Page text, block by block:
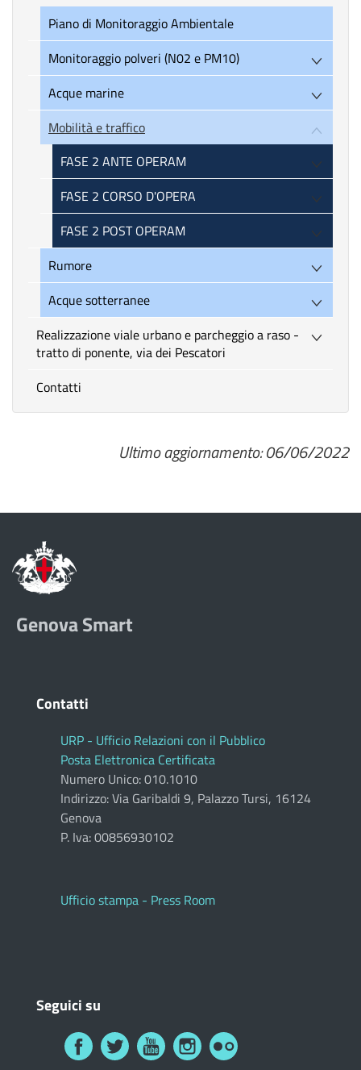
Piano di Monitoraggio Ambientale
Monitoraggio polveri (N02 e PM10)
Acque marine
Mobilità e traffico
FASE 2 ANTE OPERAM
FASE 2 CORSO D'OPERA
FASE 2 POST OPERAM
Rumore
Acque sotterranee
Realizzazione viale urbano e parcheggio a raso -
tratto di ponente, via dei Pescatori
Contatti
Ultimo aggiornamento: 06/06/2022
Genova Smart
Contatti
URP - Ufficio Relazioni con il Pubblico
Posta Elettronica Certificata
Numero Unico: 010.1010
Indirizzo: Via Garibaldi 9, Palazzo Tursi, 16124
Genova
P. Iva: 00856930102
Ufficio stampa - Press Room
Seguici su